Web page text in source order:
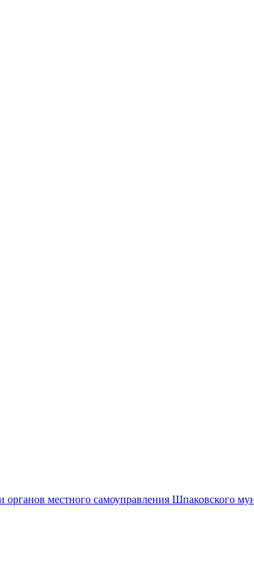
местного самоуправления Шпаковского